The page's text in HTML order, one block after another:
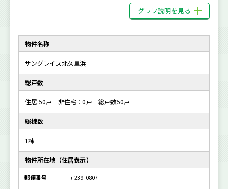
グラフ説明を見る
物件名称
サングレイス北久里浜
総戸数
住居:50戸 非住宅：0戸 総戸数50戸
総棟数
1棟
物件所在地（住居表示）
郵便番号 〒239-0807